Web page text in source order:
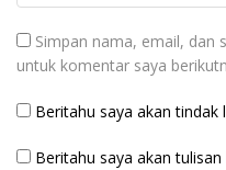
Simpan nama, email, dan
untuk komentar saya
Beritahu saya akan
Beritahu saya akan